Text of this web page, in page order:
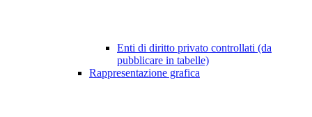
Enti di diritto privato controllati (da
pubblicare in tabelle)
Rappresentazione grafica